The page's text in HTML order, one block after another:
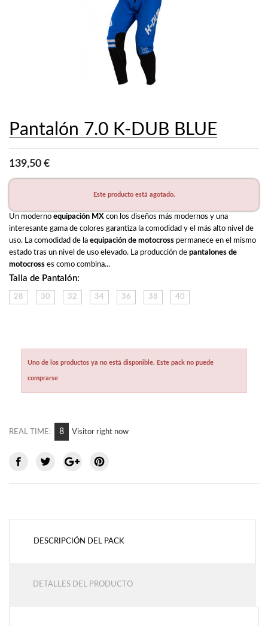
Pantalón 7.0 K-DUB BLUE
139,50 €
Este producto está agotado.
Un moderno equipación MX con los diseños más modernos y una
interesante gama de colores garantiza la comodidad y el más alto nivel de
uso. La comodidad de la equipación de motocross permanece en el mismo
estado tras un nivel de uso elevado. La producción de pantalones de
motocross es como combina...
Talla de Pantalón:
28 30 32 34 36 38 40
Uno de los productos ya no está disponible. Este pack no puede
comprarse
REAL TIME: 12 Visitor right now
DESCRIPCIÓN DEL PACK
DETALLES DEL PRODUCTO